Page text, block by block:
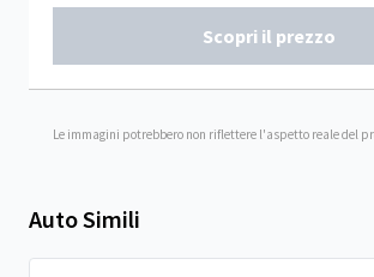
Scopri il prezzo
Le immagini potrebbero non riflettere l'aspetto reale del
Auto Simili